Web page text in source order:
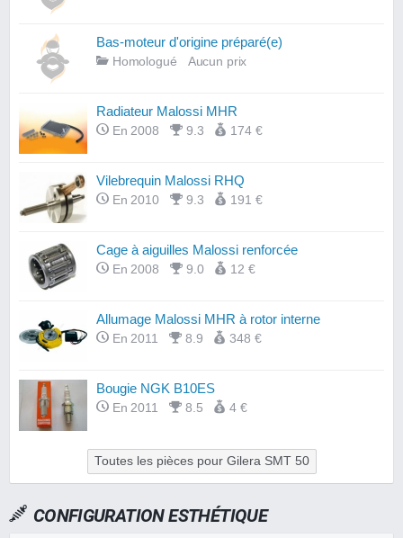
Bas-moteur d'origine préparé(e)
Homologué Aucun prix
Radiateur Malossi MHR
En 2008 9.3 174 €
Vilebrequin Malossi RHQ
En 2010 9.3 191 €
Cage à aiguilles Malossi renforcée
En 2008 9.0 12 €
Allumage Malossi MHR à rotor interne
En 2011 8.9 348 €
Bougie NGK B10ES
En 2011 8.5 4 €
Toutes les pièces pour Gilera SMT 50
CONFIGURATION ESTHÉTIQUE